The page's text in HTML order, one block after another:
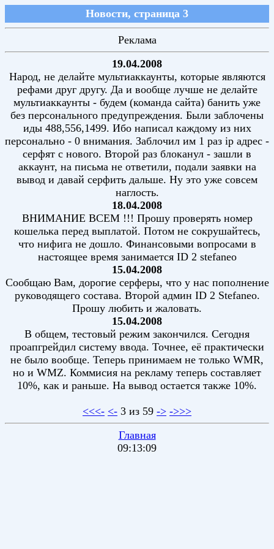
Новости, страница 3
Реклама
19.04.2008
Народ, не делайте мультиаккаунты, которые являются
рефами друг другу. Да и вообще лучше не делайте
мультиаккаунты - будем (команда сайта) банить уже
без персонального предупреждения. Были заблочены
иды 488,556,1499. Ибо написал каждому из них
персонально - 0 внимания. Заблочил им 1 раз ip адрес -
серфят с нового. Второй раз блоканул - зашли в
аккаунт, на письма не ответили, подали заявки на
вывод и давай серфить дальше. Ну это уже совсем
наглость.
18.04.2008
ВНИМАНИЕ ВСЕМ !!! Прошу проверять номер
кошелька перед выплатой. Потом не сокрушайтесь,
что нифига не дошло. Финансовыми вопросами в
настоящее время занимается ID 2 stefaneo
15.04.2008
Сообщаю Вам, дорогие серферы, что у нас пополнение
руководящего состава. Второй админ ID 2 Stefaneo.
Прошу любить и жаловать.
15.04.2008
В общем, тестовый режим закончился. Сегодня
проапгрейдил систему ввода. Точнее, её практически
не было вообще. Теперь принимаем не только WMR,
но и WMZ. Коммисия на рекламу теперь составляет
10%, как и раньше. На вывод остается также 10%.
<<<- <- 3 из 59 -> ->>>
Главная
09:13:09